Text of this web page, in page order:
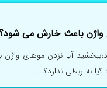
واژن باعث خارش می
آیا نزدن موهای
نه ربطی ندارد؟...